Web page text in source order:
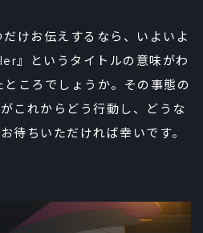
けお伝えするなら、いよいよ
』というタイトルの意味がわ
ころでしょうか。その事態の
これからどう行動し、どうな
待ちいただければ幸いです。